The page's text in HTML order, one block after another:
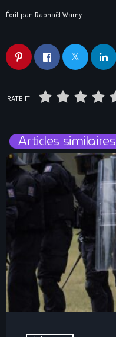
Écrit par: Raphaël Warny
RATE IT
Articles similaires